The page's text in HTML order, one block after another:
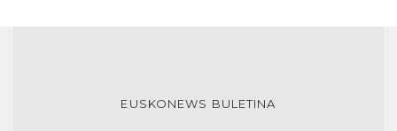
EUSKONEWS BULETINA